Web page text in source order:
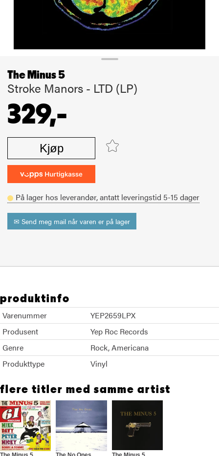
The Minus 5
Stroke Manors - LTD (LP)
329,-
Kjøp
På lager hos leverandør,antatt leveringstid 5-15 dager
✉ Send meg mail når varen er på lager
produktinfo
Varenummer
YEP2659LPX
Produsent
Yep Roc Records
Genre
Rock Americana
Produkttype
Vinyl
flere titler med samme artist